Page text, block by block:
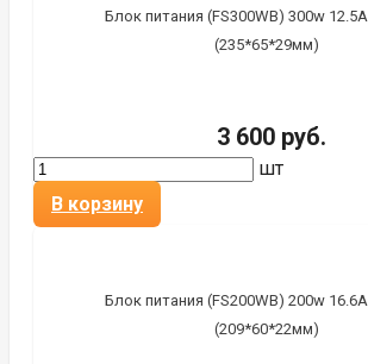
Блок питания (FS300WB) 300w
(235*65*29мм)
3 600 руб.
шт
В корзину
Блок питания (FS200WB) 200w
(209*60*22мм)